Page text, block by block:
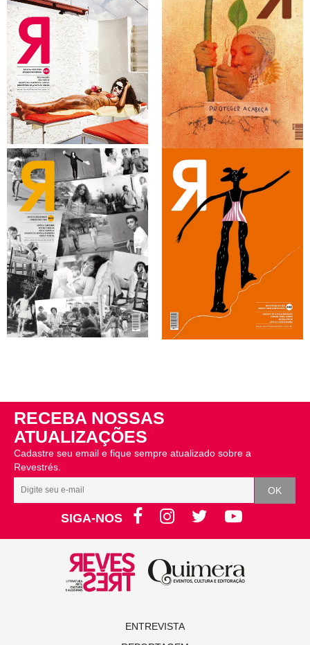
RECEBA NOSSAS
ATUALIZAÇÕES
Cadastre seu email e fique sempre atualizado sobre a
Revestrés.
SIGA-NOS
ENTREVISTA